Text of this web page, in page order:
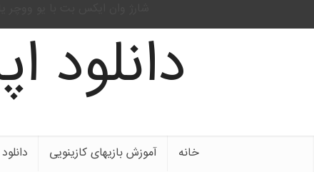
خانه آموزش بازیهای کازینویی